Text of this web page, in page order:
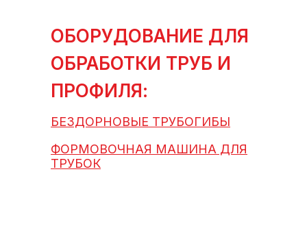
ОБОРУДОВАНИЕ ДЛЯ
ОБРАБОТКИ ТРУБ И
ПРОФИЛЯ:
БЕЗДОРНОВЫЕ ТРУБОГИБЫ
ФОРМОВОЧНАЯ МАШИНА ДЛЯ
ТРУБОК